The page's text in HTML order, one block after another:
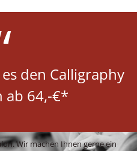
es den Calligraphy
ab 64,-€*
Wir machen Ihnen gerne ein